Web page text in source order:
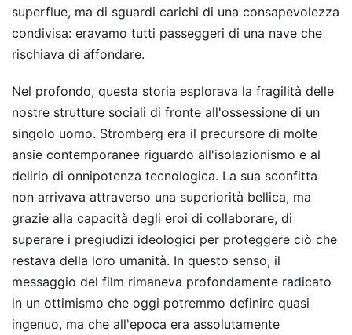
superflue, ma di sguardi carichi di una consapevolezza
condivisa: eravamo tutti passeggeri di una nave che
rischiava di affondare.
Nel profondo, questa storia esplorava la fragilità delle
nostre strutture sociali di fronte all'ossessione di un
singolo uomo. Stromberg era il precursore di molte
ansie contemporanee riguardo all'isolazionismo e al
delirio di onnipotenza tecnologica. La sua sconfitta
non arrivava attraverso una superiorità bellica, ma
grazie alla capacità degli eroi di collaborare, di
superare i pregiudizi ideologici per proteggere ciò che
restava della loro umanità. In questo senso, il
messaggio del film rimaneva profondamente radicato
in un ottimismo che oggi potremmo definire quasi
ingenuo, ma che all'epoca era assolutamente